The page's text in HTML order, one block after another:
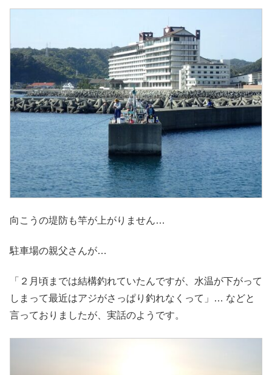
向こうの堤防も竿が上がりません…
駐車場の親父さんが…
「２月頃までは結構釣れていたんですが、水温が下がって
しまって最近はアジがさっぱり釣れなくって」… などと
言っておりましたが、実話のようです。